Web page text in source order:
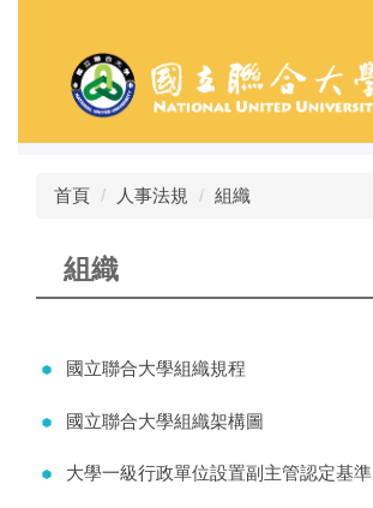
容
首頁 人事法規 組織
組織
國立聯合大學組織規程
國立聯合大學組織架構圖
大學一級行政單位設置副主管認定基準